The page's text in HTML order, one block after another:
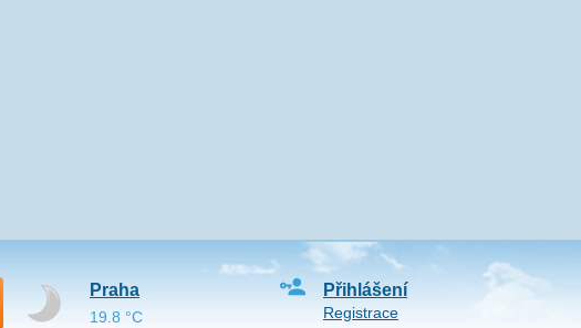
Přihlášení
Registrace
Praha
19.8 °C